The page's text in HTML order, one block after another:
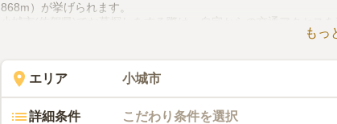
868m）が挙げられます。
小城市(佐賀県)でお墓探しをする際は、自宅からの交通アクセス
供花やお線香の入手方法などを考慮して選ぶとよいでしょう。もっ
エリア 小城市
詳細条件 こだわり条件を選択